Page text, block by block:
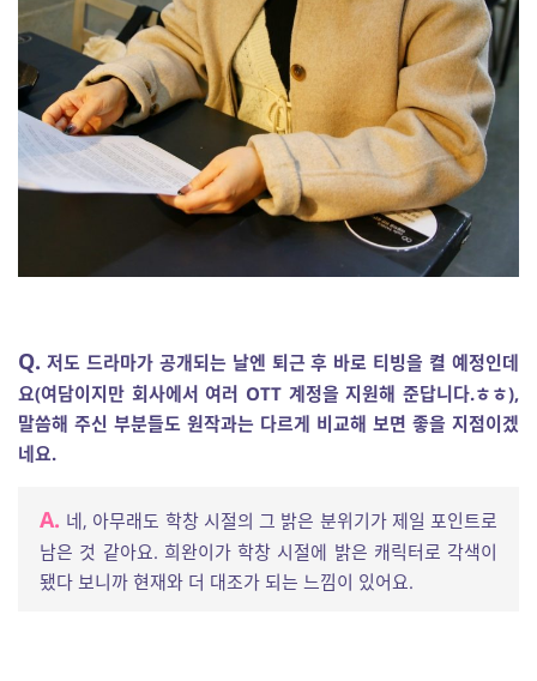
Q. 저도 드라마가 공개되는 날엔 퇴근 후 바로 티빙을 켤 예정인데
요(여담이지만 회사에서 여러 OTT 계정을 지원해 준답니다.ㅎㅎ),
말씀해 주신 부분들도 원작과는 다르게 비교해 보면 좋을 지점이겠
네요.
A. 네, 아무래도 학창 시절의 그 밝은 분위기가 제일 포인트로
남은 것 같아요. 희완이가 학창 시절에 밝은 캐릭터로 각색이
됐다 보니까 현재와 더 대조가 되는 느낌이 있어요.